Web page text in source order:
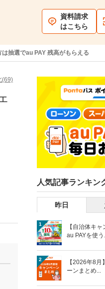
資料請求
はこちら
抽選でau PAY 残高がもらえる
(69)
人気記事ランキン
昨日
1
【自治体キ
au PAYを使う...
2
【2026年8
ーンまとめ...